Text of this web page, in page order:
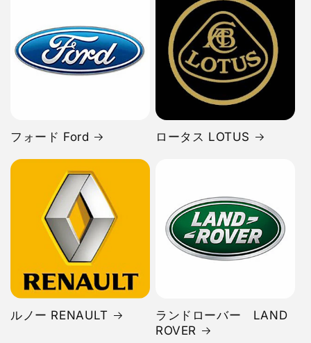
フォード Ford ロータス LOTUS
ルノー RENAULT
ランドローバー LAND
ROVER